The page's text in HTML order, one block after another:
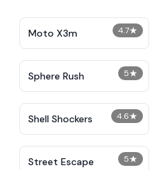
4.7★
Moto X3m
5★
Sphere Rush
4.6★
Shell Shockers
5★
Street Escape